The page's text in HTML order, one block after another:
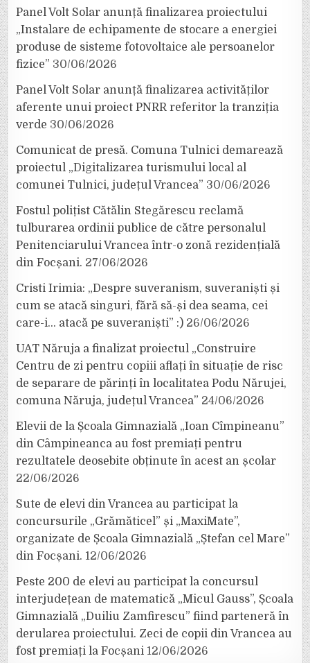
Panel Volt Solar anunță finalizarea proiectului
„Instalare de echipamente de stocare a energiei
produse de sisteme fotovoltaice ale persoanelor
fizice” 30/06/2026
Panel Volt Solar anunță finalizarea activităților
aferente unui proiect PNRR referitor la tranziția
verde 30/06/2026
Comunicat de presă. Comuna Tulnici demarează
proiectul „Digitalizarea turismului local al
comunei Tulnici, județul Vrancea” 30/06/2026
Fostul polițist Cătălin Stegărescu reclamă
tulburarea ordinii publice de către personalul
Penitenciarului Vrancea într-o zonă rezidențială
din Focșani. 27/06/2026
Cristi Irimia: „Despre suveranism, suveraniști și
cum se atacă singuri, fără să-și dea seama, cei
care-i… atacă pe suveraniști” :) 26/06/2026
UAT Năruja a finalizat proiectul „Construire
Centru de zi pentru copiii aflați în situație de risc
de separare de părinți în localitatea Podu Nărujei,
comuna Năruja, județul Vrancea” 24/06/2026
Elevii de la Școala Gimnazială „Ioan Cîmpineanu”
din Câmpineanca au fost premiați pentru
rezultatele deosebite obținute în acest an școlar
22/06/2026
Sute de elevi din Vrancea au participat la
concursurile „Grămăticel” și „MaxiMate”,
organizate de Școala Gimnazială „Ștefan cel Mare”
din Focșani. 12/06/2026
Peste 200 de elevi au participat la concursul
interjudețean de matematică „Micul Gauss”, Școala
Gimnazială „Duiliu Zamfirescu” fiind parteneră în
derularea proiectului. Zeci de copii din Vrancea au
fost premiați la Focșani 12/06/2026